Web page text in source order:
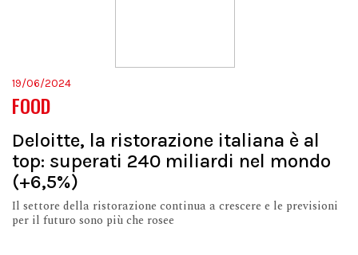
19/06/2024
FOOD
Deloitte, la ristorazione italiana è al
top: superati 240 miliardi nel mondo
(+6,5%)
Il settore della ristorazione continua a crescere e le previsioni
per il futuro sono più che rosee